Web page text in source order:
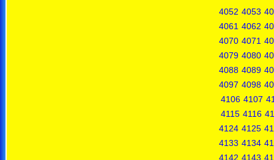
4052 4053
4061 4062
4070 4071
4079 4080
4088 4089
4097 4098
4106 4107
4115 4116
4124 4125
4133 4134
4142 4143